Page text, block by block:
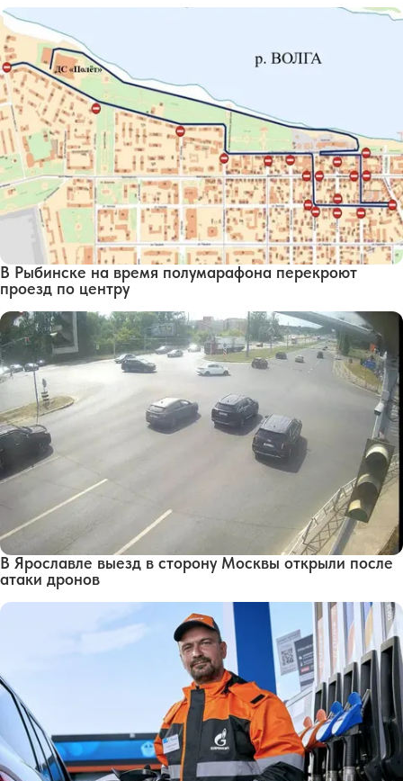
В Рыбинске на время полумарафона перекроют
проезд по центру
В Ярославле выезд в сторону Москвы открыли после
атаки дронов